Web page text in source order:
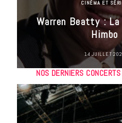
CINÉMA ET
Warren Beatty : La
Himbo
14 JUILLET
NOS DERNIERS